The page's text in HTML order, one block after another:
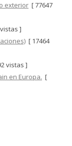
exterior [ 77647
]
[ 17464
vistas ]
en Europa. [